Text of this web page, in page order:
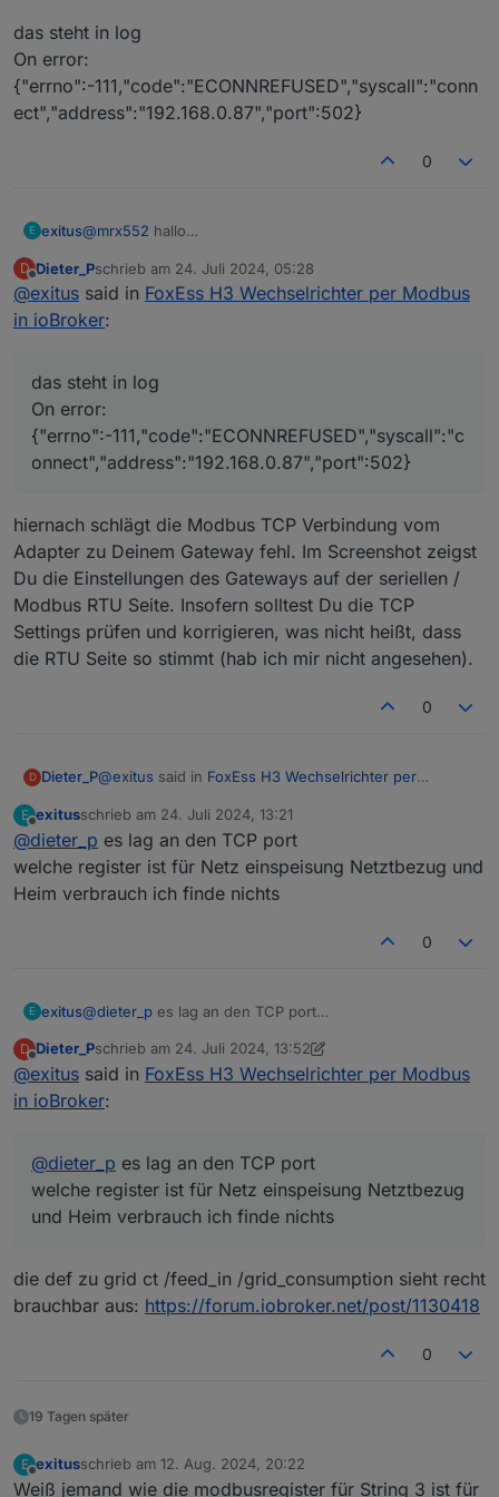
Einstellungen jeweils speichern und den Elfin neu
die Einstellungen wie folgt wählen:
> DeviceID
Die IP-Adresse ist die des Elfin EW11
Die entsprechenden Modbus Adressen gibts hier als
xls Datei:
Was man mit den Daten macht, sei jedem selbst
überlassen!!
in diesem Sinne
das steht in log
On error:
{"errno":-111,"code":"ECONNREFUSED","syscall":"conn
ect","address":"192.168.0.87","port":502}
0
E exitus@mrx552 hallo
elfin firmware 1.44.1
ich bekomme keine verbindung adapter bleibt gelb was
mache ich falsch???
Habe am wechselrichter pin1 auf elfin A pin 2 auf Elfin B
das steht in log
On error:
{"errno":-111,"code":"ECONNREFUSED","syscall":"conne
ct","address":"192.168.0.87","port":502}
D
Offline
Dieter_Pschrieb am 24. Juli 2024, 05:28
zuletzt editiert von
@exitus said in FoxEss H3 Wechselrichter per Modbus
in ioBroker:
das steht in log
On error:
{"errno":-111,"code":"ECONNREFUSED","syscall":"c
onnect","address":"192.168.0.87","port":502}
hiernach schlägt die Modbus TCP Verbindung vom
Adapter zu Deinem Gateway fehl. Im Screenshot zeigst
Du die Einstellungen des Gateways auf der seriellen /
Modbus RTU Seite. Insofern solltest Du die TCP
Settings prüfen und korrigieren, was nicht heißt, dass
die RTU Seite so stimmt (hab ich mir nicht angesehen).
0
D Dieter_P@exitus said in FoxEss H3 Wechselrichter per
das steht in log
On error:
{"errno":-111,"code":"ECONNREFUSED","syscall":
"connect","address":"192.168.0.87","port":502}
hiernach schlägt die Modbus TCP Verbindung vom
Adapter zu Deinem Gateway fehl. Im Screenshot
seriellen / Modbus RTU Seite. Insofern solltest Du die
angesehen).
E
Offline
exitusschrieb am 24. Juli 2024, 13:21
zuletzt editiert von
@dieter_p es lag an den TCP port
welche register ist für Netz einspeisung Netztbezug und
Heim verbrauch ich finde nichts
0
E exitus@dieter_p es lag an den TCP port
und Heim verbrauch ich finde nichts
D
Offline
Dieter_Pschrieb am 24. Juli 2024, 13:52
zuletzt editiert von Dieter_P
@exitus said in FoxEss H3 Wechselrichter per Modbus
in ioBroker:
@dieter_p es lag an den TCP port
welche register ist für Netz einspeisung Netztbezug
und Heim verbrauch ich finde nichts
die def zu grid ct /feed_in /grid_consumption sieht recht
brauchbar aus: https://forum.iobroker.net/post/1130418
0
19 Tagen später
E
Offline
exitusschrieb am 12. Aug. 2024, 20:22
zuletzt editiert von
Weiß jemand wie die modbusregister für String 3 ist für